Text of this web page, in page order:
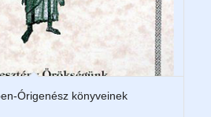
Órigenész könyveinek